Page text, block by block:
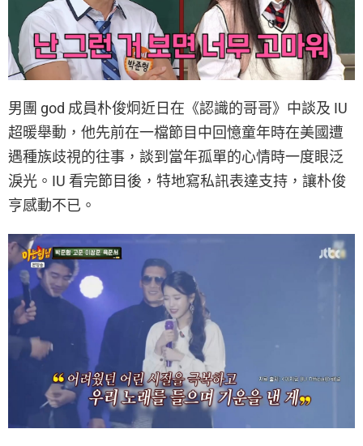
男團 god 成員朴俊炯近日在《認識的哥哥》中談及 IU
超暖舉動，他先前在一檔節目中回憶童年時在美國遭
遇種族歧視的往事，談到當年孤單的心情時一度眼泛
淚光。IU 看完節目後，特地寫私訊表達支持，讓朴俊
亨感動不已。